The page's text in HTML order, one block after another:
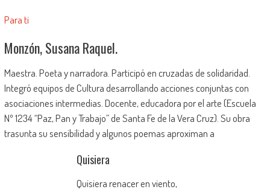
Para ti
Monzón, Susana Raquel.
Maestra. Poeta y narradora. Participó en cruzadas de solidaridad.
Integró equipos de Cultura desarrollando acciones conjuntas con
asociaciones intermedias. Docente, educadora por el arte (Escuela
Nº 1234 “Paz, Pan y Trabajo” de Santa Fe de la Vera Cruz). Su obra
trasunta su sensibilidad y algunos poemas aproximan a
Quisiera
Quisiera renacer en viento,